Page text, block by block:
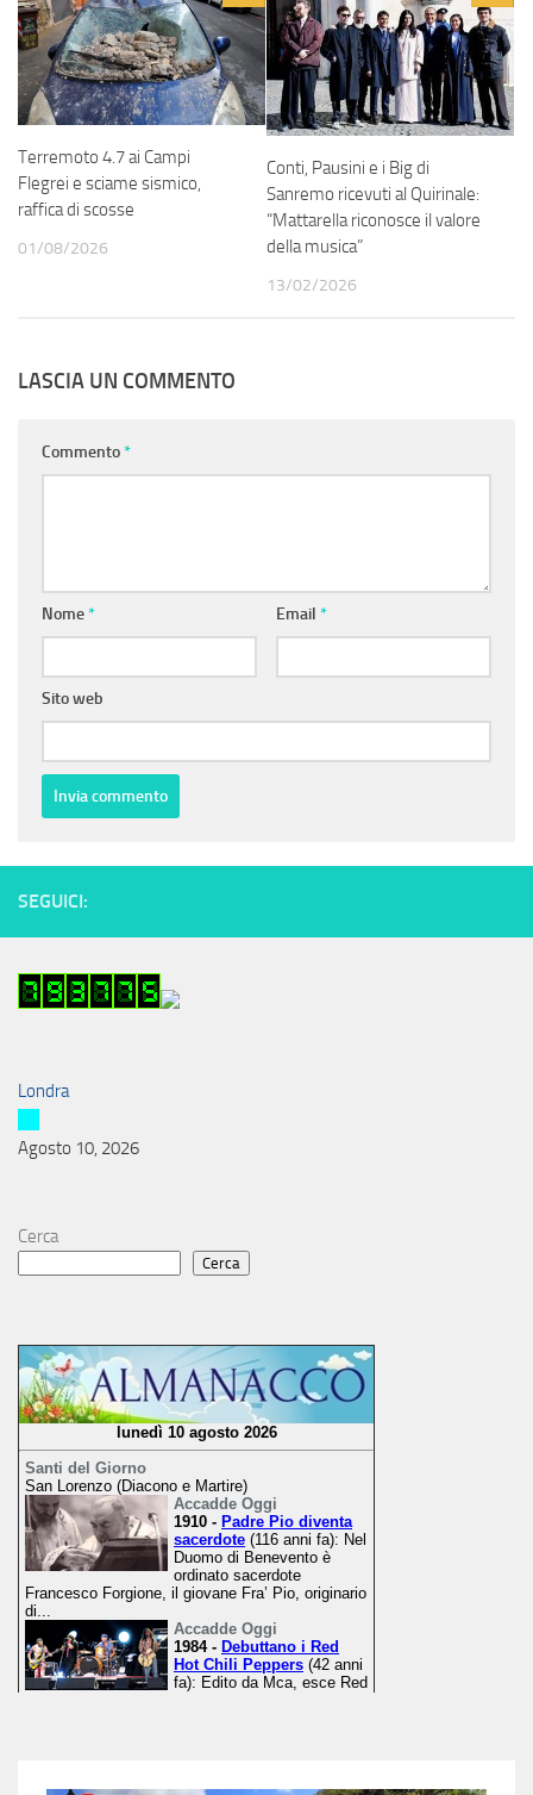
Terremoto 4.7 ai Campi
Flegrei e sciame sismico,
raffica di scosse
01/08/2026
Conti, Pausini e i Big di
Sanremo ricevuti al Quirinale:
“Mattarella riconosce il valore
della musica”
13/02/2026
LASCIA UN COMMENTO
Commento*
Nome* Email *
Sito web
SEGUICI:
Londra
Agosto 10, 2026
Cerca
Cerca